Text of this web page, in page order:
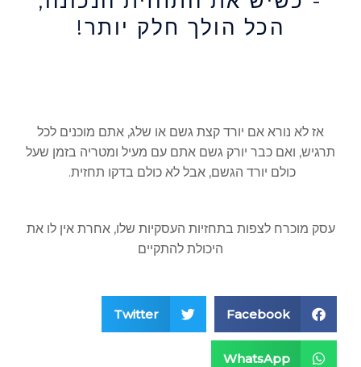
הכל הולך חלק יותר!
אז לא נורא אם יורד קצת גשם או שלג, אתם מוכנים לכל
תרגיש, ואם כבר יורק גשם אתם עם מעיל ומטריה בזמן שעל
כולם יורד הגשם, אבל לא כולם בדקו תחזית.
עסק מוכרח לצפות בתחזיות העסקיות שלו, אחרת אין לו את
היכולת להתקיים
Facebook
Twitter
WhatsApp